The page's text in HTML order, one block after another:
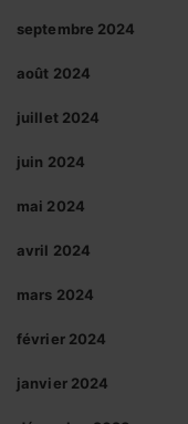
septembre 2024
août 2024
juillet 2024
juin 2024
mai 2024
avril 2024
mars 2024
février 2024
janvier 2024